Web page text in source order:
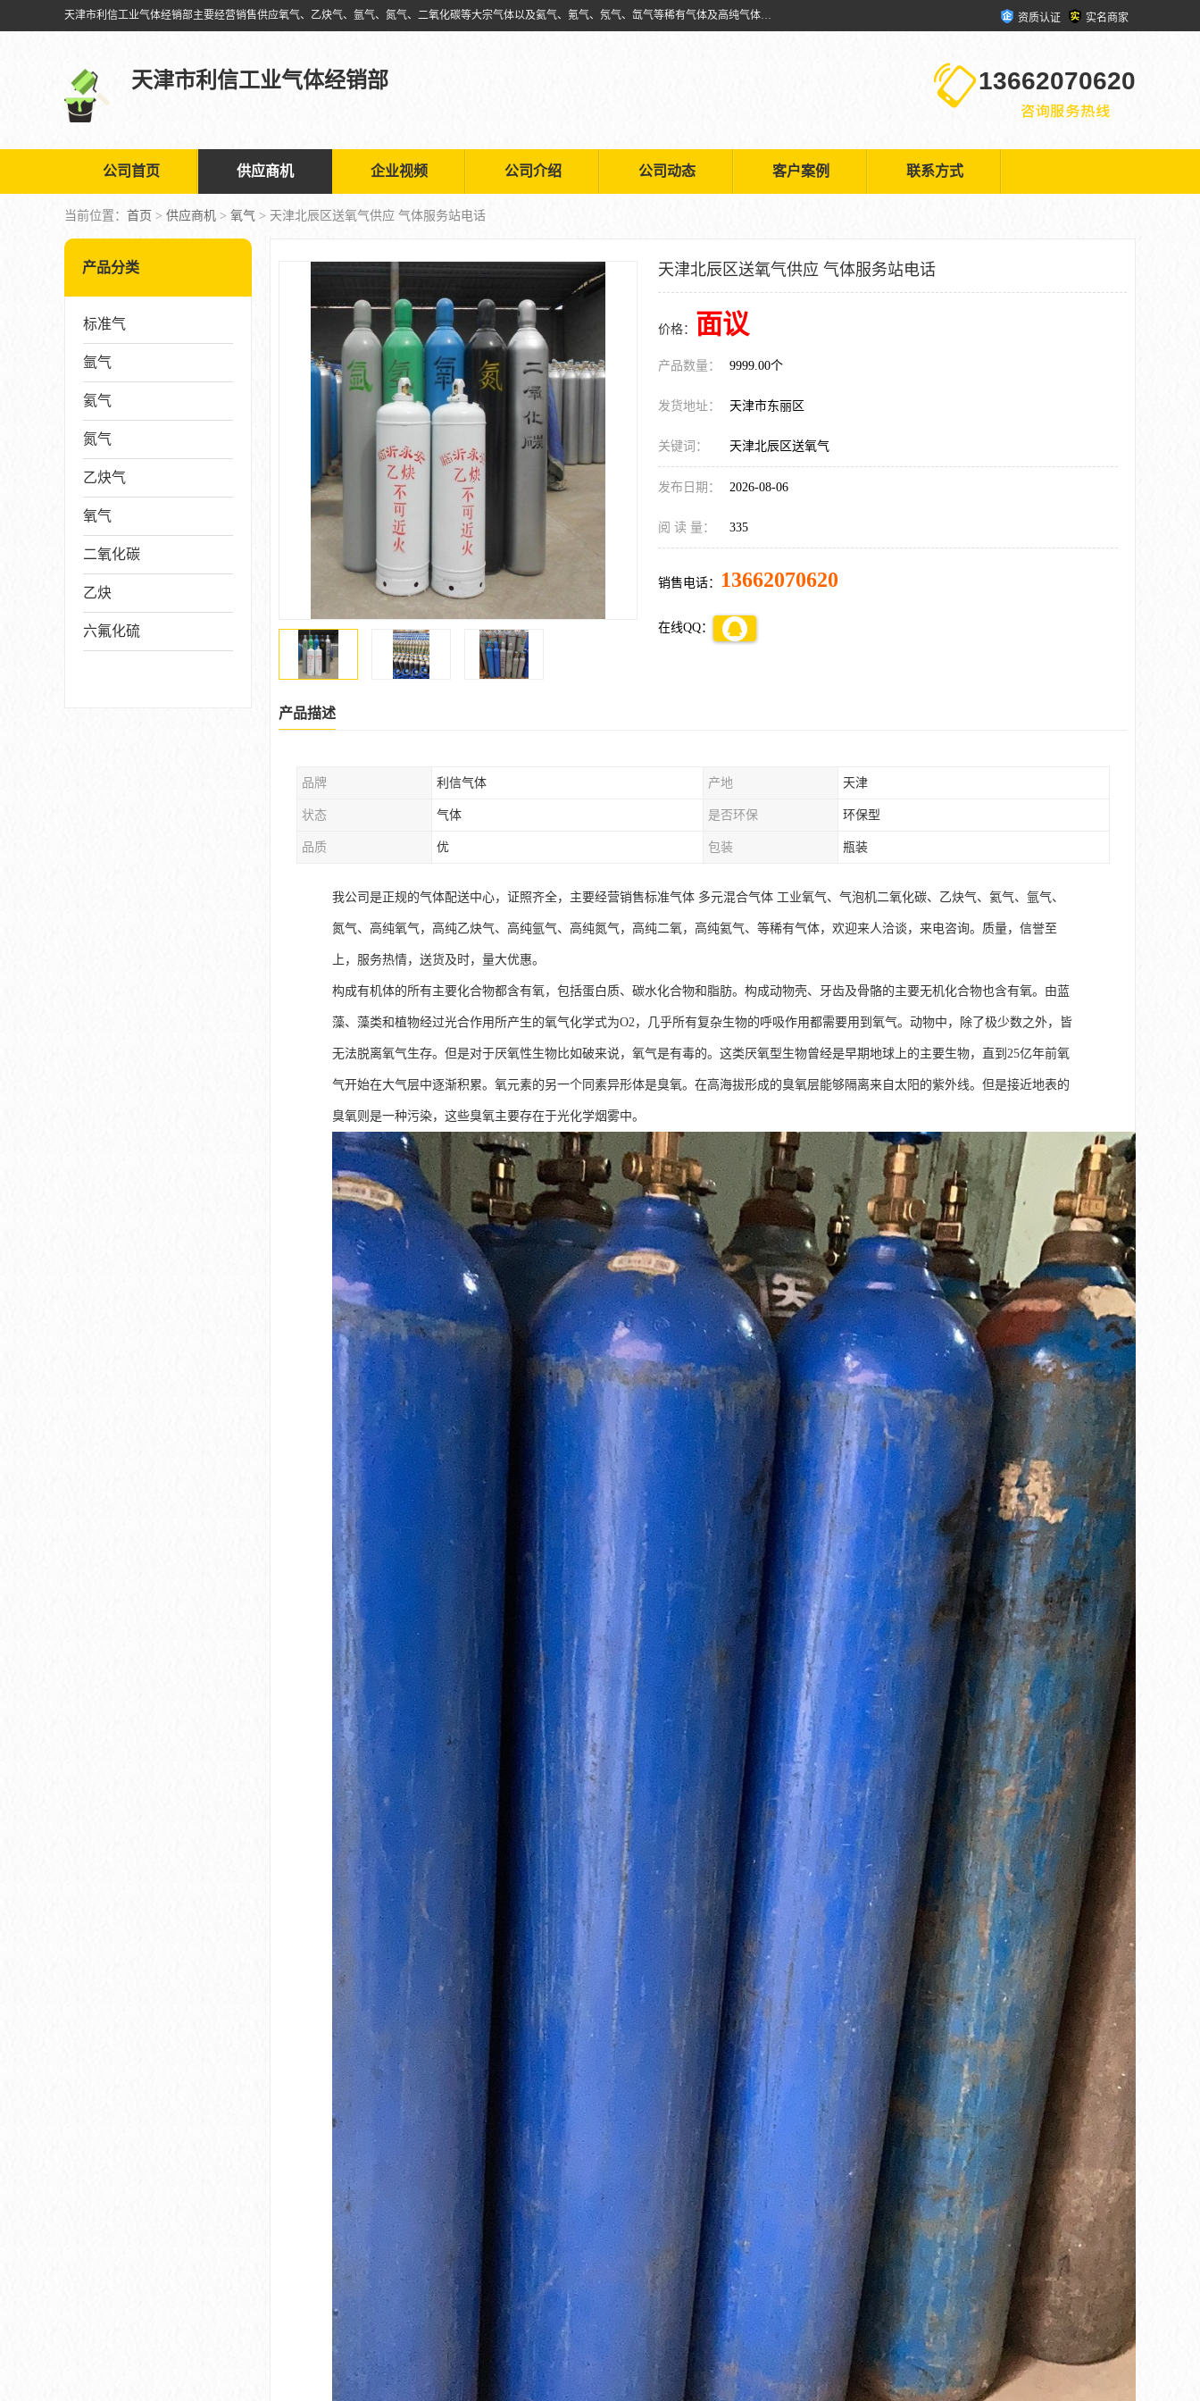
天津市利信工业气体经销部主要经营销售供应氧气、乙炔气、氩气、氮气、二氧化碳等大宗气体以及氦气、氪气、氖气、氙气等稀有气体及高纯气体的配送租赁 资质认证 实名商家
天津市利信工业气体经销部 13662070620
公司首页 供应商机 企业视频 公司介绍 公司动态 客户案例 联系方式
当前位置： 首页 > 供应商机 > 氧气 > 天津北辰区送氧气供应 气体服务站电话
产品分类
标准气
氩气
氦气
氮气
乙炔气
氧气
二氧化碳
乙炔
六氟化硫
天津北辰区送氧气供应 气体服务站电话
价格： 面议
产品数量： 9999.00个
发货地址： 天津市东丽区
关键词： 天津北辰区送氧气
发布日期： 2026-08-06
阅 读 量： 335
销售电话： 13662070620
在线QQ：
产品描述
品牌 利信气体 产地 天津
状态 气体 是否环保 环保型
品质 优 包装 瓶装
我公司是正规的气体配送中心，证照齐全，主要经营销售标准气体 多元混合气体 工业氧气、气泡机二氧化碳、乙炔气、氦气、氩气、
氮气、高纯氧气，高纯乙炔气、高纯氩气、高纯氮气，高纯二氧，高纯氦气、等稀有气体，欢迎来人洽谈，来电咨询。质量，信誉至
上，服务热情，送货及时，量大优惠。
构成有机体的所有主要化合物都含有氧，包括蛋白质、碳水化合物和脂肪。构成动物壳、牙齿及骨骼的主要无机化合物也含有氧。由蓝
藻、藻类和植物经过光合作用所产生的氧气化学式为O2，几乎所有复杂生物的呼吸作用都需要用到氧气。动物中，除了极少数之外，皆
无法脱离氧气生存。但是对于厌氧性生物比如破来说，氧气是有毒的。这类厌氧型生物曾经是早期地球上的主要生物，直到25亿年前氧
气开始在大气层中逐渐积累。氧元素的另一个同素异形体是臭氧。在高海拔形成的臭氧层能够隔离来自太阳的紫外线。但是接近地表的
臭氧则是一种污染，这些臭氧主要存在于光化学烟雾中。